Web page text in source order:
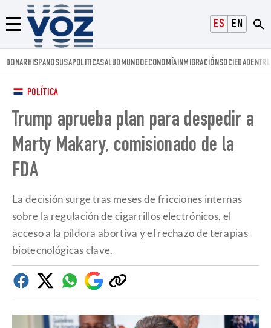
ESPAÑOLENGLISH
Menú
Voz.us
DONARHISPANOSUSAPOLITICASALUD MUNDOECONOMÍAINMIGRACIÓNSOCIEDAD
POLÍTICA
Trump aprueba plan para despedir a
Marty Makary, comisionado de la
FDA
La decisión surge tras meses de fricciones internas
sobre la regulación de cigarrillos electrónicos, el
acceso a la píldora abortiva y el rechazo de terapias
biotecnológicas clave.
FacebookTwitterWhatsapp
Google
Discover
Copiar
enlace